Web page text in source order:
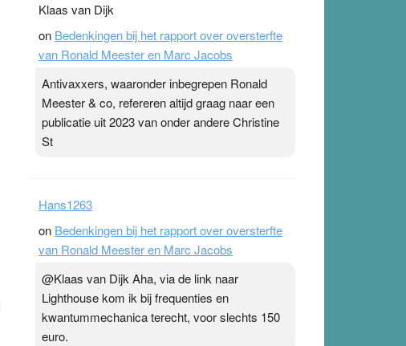
Klaas van Dijk
on Bedenkingen bij het rapport over oversterfte
van Ronald Meester en Marc Jacobs
Antivaxxers, waaronder inbegrepen Ronald
Meester & co, refereren altijd graag naar een
publicatie uit 2023 van onder andere Christine
St
Hans1263
on Bedenkingen bij het rapport over oversterfte
van Ronald Meester en Marc Jacobs
@Klaas van Dijk Aha, via de link naar
Lighthouse kom ik bij frequenties en
kwantummechanica terecht, voor slechts 150
euro.